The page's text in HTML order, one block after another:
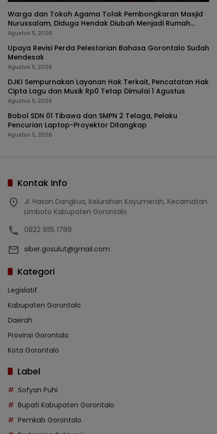
Warga dan Tokoh Agama Tolak Pembongkaran Masjid
Nurussalam, Diduga Hendak Diubah Menjadi Rumah
Tinggal
Agustus 5, 2026
Upaya Revisi Perda Pelestarian Bahasa Gorontalo Sudah
Mendesak
Agustus 5, 2026
DJKI Sempurnakan Layanan Hak Terkait, Pencatatan Hak
Cipta Lagu dan Musik Rp0 Tetap Dimulai 1 Agustus
Agustus 5, 2026
Bobol SDN 01 Tibawa dan SMPN 2 Telaga, Pelaku
Pencurian Laptop-Proyektor Ditangkap
Agustus 5, 2026
Kontak Info
Jl. Hasan Dangkua, Kelurahan Kayumerah, Kecamatan
Limboto Kabupaten Gorontalo
0822 9115 1789
siber.gosulut@gmail.com
Kategori
Legislatif
Kabupaten Gorontalo
Daerah
Provinsi Gorontalo
Kota Gorontalo
Label
Sofyan Puhi
Bupati Kabupaten Gorontalo
Pemkab Gorontalo